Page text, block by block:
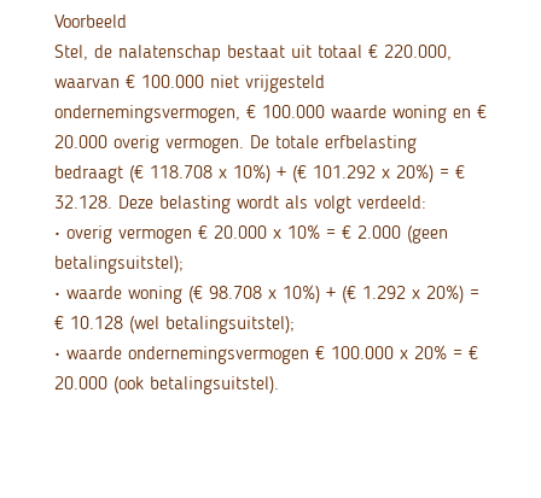
Voorbeeld
Stel, de nalatenschap bestaat uit totaal € 220.000,
waarvan € 100.000 niet vrijgesteld
ondernemingsvermogen, € 100.000 waarde woning en €
20.000 overig vermogen. De totale erfbelasting
bedraagt (€ 118.708 x 10%) + (€ 101.292 x 20%) = €
32.128. Deze belasting wordt als volgt verdeeld:
• overig vermogen € 20.000 x 10% = € 2.000 (geen
betalingsuitstel);
• waarde woning (€ 98.708 x 10%) + (€ 1.292 x 20%) =
€ 10.128 (wel betalingsuitstel);
• waarde ondernemingsvermogen € 100.000 x 20% = €
20.000 (ook betalingsuitstel).